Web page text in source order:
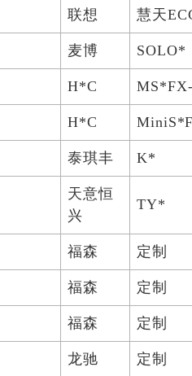
联想 慧天
麦博 SOLO*
H*C
H*C
泰琪丰 K*
天意恒
兴
TY*
福森 定制
福森 定制
福森 定制
龙驰 定制